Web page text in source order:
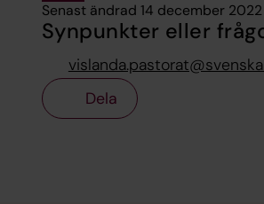
Senast ändrad 14 december 2022
Synpunkter eller
Dela